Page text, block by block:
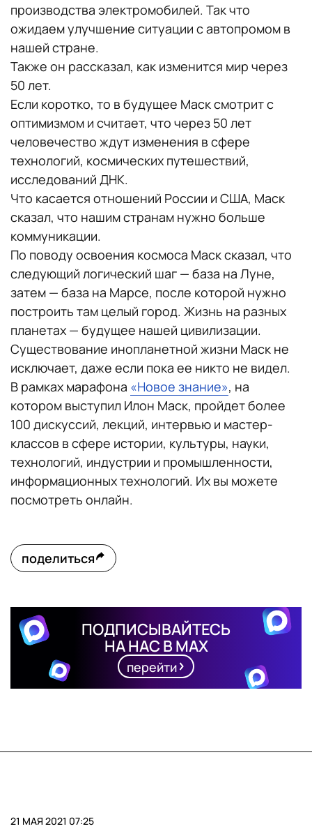
производства электромобилей. Так что
ожидаем улучшение ситуации с автопромом в
нашей стране.
Также он рассказал, как изменится мир через
50 лет.
Если коротко, то в будущее Маск смотрит с
оптимизмом и считает, что через 50 лет
человечество ждут изменения в сфере
технологий, космических путешествий,
исследований ДНК.
Что касается отношений России и США, Маск
сказал, что нашим странам нужно больше
коммуникации.
По поводу освоения космоса Маск сказал, что
следующий логический шаг — база на Луне,
затем — база на Марсе, после которой нужно
построить там целый город. Жизнь на разных
планетах — будущее нашей цивилизации.
Существование инопланетной жизни Маск не
исключает, даже если пока ее никто не видел.
В рамках марафона «Новое знание», на
котором выступил Илон Маск, пройдет более
100 дискуссий, лекций, интервью и мастер-
классов в сфере истории, культуры, науки,
технологий, индустрии и промышленности,
информационных технологий. Их вы можете
посмотреть онлайн.
поделиться
ПОДПИСЫВАЙТЕСЬ
НА НАС В MAX
перейти
21 МАЯ 2021 07:25